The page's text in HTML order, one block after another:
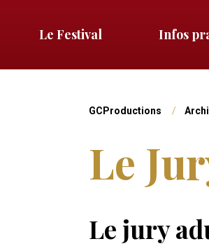
Menu
gauche
Le Festival Infos
Vous
êtes
ici
GCProductions
Le
Le jury